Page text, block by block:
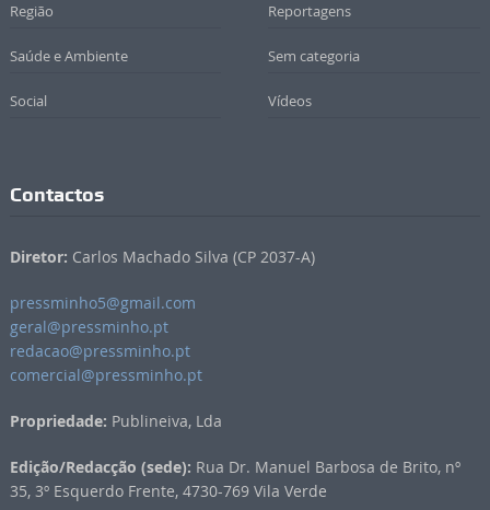
Região Reportagens
Saúde e Ambiente Sem categoria
Social Vídeos
Contactos
Diretor: Carlos Machado Silva (CP 2037-A)
pressminho5@gmail.com
geral@pressminho.pt
redacao@pressminho.pt
comercial@pressminho.pt
Propriedade: Publineiva, Lda
Edição/Redacção (sede): Rua Dr. Manuel Barbosa de Brito, nº
35, 3º Esquerdo Frente, 4730-769 Vila Verde